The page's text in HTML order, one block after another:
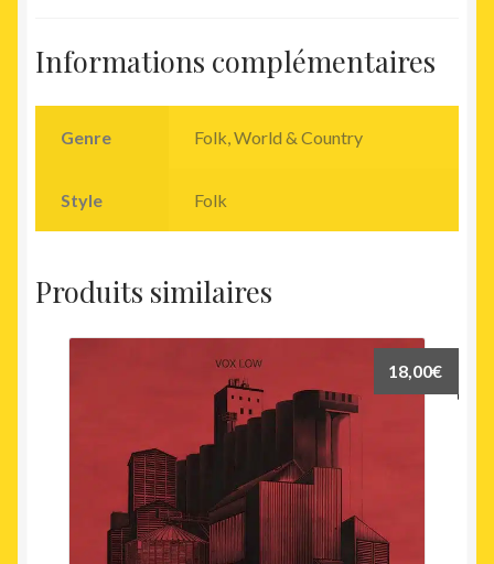
Informations complémentaires
Genre Folk, World & Country
Style Folk
Produits similaires
18,00€